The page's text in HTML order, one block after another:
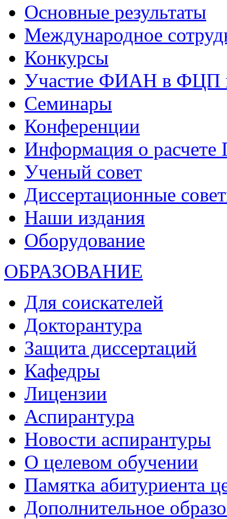
Основные результаты
Международное
Конкурсы
Участие ФИАН в ФЦП
Семинары
Конференции
Информация о
Ученый совет
Диссертационные
Наши издания
Оборудование
ОБРАЗОВАНИЕ
Для соискателей
Докторантура
Защита диссертаций
Кафедры
Лицензии
Аспирантура
Новости аспирантуры
О целевом обучении
Памятка абитуриента
Дополнительное